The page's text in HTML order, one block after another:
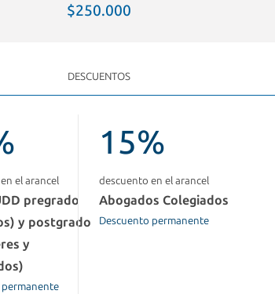
$250.000
DESCUENTOS
el arancel
pregrado
y postgrado
y
15%
descuento en el arancel
Abogados Colegiados
Descuento permanente